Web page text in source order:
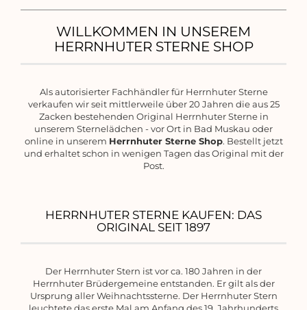
WILLKOMMEN IN UNSEREM
HERRNHUTER STERNE SHOP
Als autorisierter Fachhändler für Herrnhuter Sterne
verkaufen wir seit mittlerweile über 20 Jahren die aus 25
Zacken bestehenden Original Herrnhuter Sterne in
unserem Sternelädchen - vor Ort in Bad Muskau oder
online in unserem Herrnhuter Sterne Shop. Bestellt jetzt
und erhaltet schon in wenigen Tagen das Original mit der
Post.
HERRNHUTER STERNE KAUFEN: DAS
ORIGINAL SEIT 1897
Der Herrnhuter Stern ist vor ca. 180 Jahren in der
Herrnhuter Brüdergemeine entstanden. Er gilt als der
Ursprung aller Weihnachtssterne. Der Herrnhuter Stern